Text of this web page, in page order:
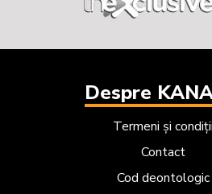
Despre
Termeni și condiții
Contact
Cod deontologic